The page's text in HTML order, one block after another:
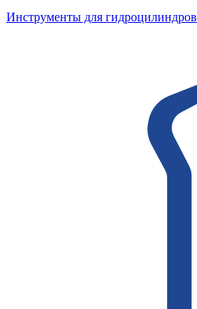
Инструменты для гидроцилиндров